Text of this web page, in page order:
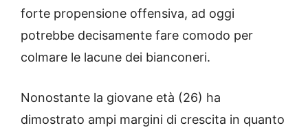
forte propensione offensiva, ad oggi
potrebbe decisamente fare comodo per
colmare le lacune dei bianconeri.
Nonostante la giovane età (26) ha
dimostrato ampi margini di crescita in quanto